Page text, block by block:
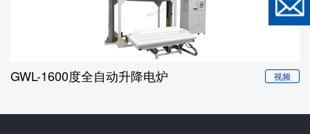
GWL-1600度全自动升降电炉 视频